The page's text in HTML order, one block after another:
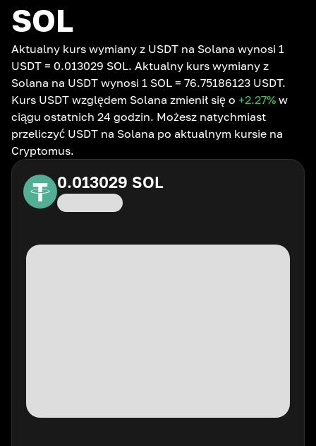
SOL
Aktualny kurs wymiany z USDT na Solana wynosi 1
USDT = 0.013029 SOL. Aktualny kurs wymiany z
Solana na USDT wynosi 1 SOL = 76.75186123 USDT.
Kurs USDT względem Solana zmienił się o +2.27% w
ciągu ostatnich 24 godzin. Możesz natychmiast
przeliczyć USDT na Solana po aktualnym kursie na
Cryptomus.
0.013029 SOL